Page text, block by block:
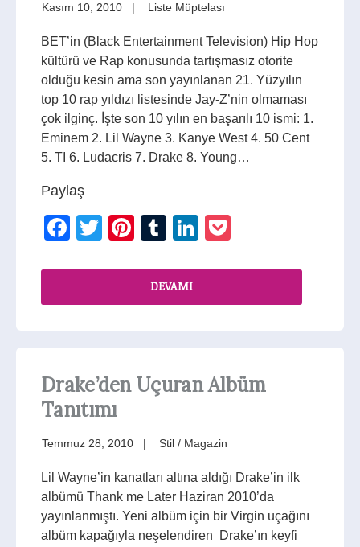
Kasım 10, 2010 Liste Müptelası
BET’in (Black Entertainment Television) Hip Hop
kültürü ve Rap konusunda tartışmasız otorite
olduğu kesin ama son yayınlanan 21. Yüzyılın
top 10 rap yıldızı listesinde Jay-Z’nin olmaması
çok ilginç. İşte son 10 yılın en başarılı 10 ismi: 1.
Eminem 2. Lil Wayne 3. Kanye West 4. 50 Cent
5. TI 6. Ludacris 7. Drake 8. Young…
Paylaş
Facebook
TwitterPinterest
TumblrLinkedIn
DEVAMI
Drake’den Uçuran Albüm
Tanıtımı
Temmuz 28, 2010 Stil / Magazin
Lil Wayne’in kanatları altına aldığı Drake’in ilk
albümü Thank me Later Haziran 2010’da
yayınlanmıştı. Yeni albüm için bir Virgin uçağını
albüm kapağıyla neşelendiren Drake’ın keyfi